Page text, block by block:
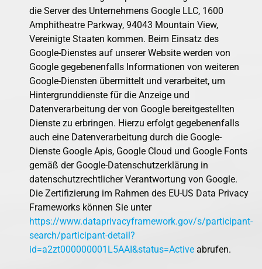
die Server des Unternehmens Google LLC, 1600
Amphitheatre Parkway, 94043 Mountain View,
Vereinigte Staaten kommen. Beim Einsatz des
Google-Dienstes auf unserer Website werden von
Google gegebenenfalls Informationen von weiteren
Google-Diensten übermittelt und verarbeitet, um
Hintergrunddienste für die Anzeige und
Datenverarbeitung der von Google bereitgestellten
Dienste zu erbringen. Hierzu erfolgt gegebenenfalls
auch eine Datenverarbeitung durch die Google-
Dienste Google Apis, Google Cloud und Google Fonts
gemäß der Google-Datenschutzerklärung in
datenschutzrechtlicher Verantwortung von Google.
Die Zertifizierung im Rahmen des EU-US Data Privacy
Frameworks können Sie unter
https://www.dataprivacyframework.gov/s/participant-
search/participant-detail?
id=a2zt000000001L5AAI&status=Active abrufen.